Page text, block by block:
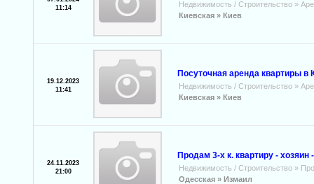
11:14
Недвижимость / Строительство »
Киевская » Киев
19.12.2023
11:41
Посуточная аренда квартиры в
Недвижимость / Строительство »
Киевская » Киев
24.11.2023
21:00
Продам 3-х к. квартиру - хозяин
Недвижимость / Строительство »
Одесская » Измаил